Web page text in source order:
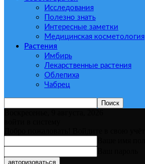
Исследования
Полезно знать
Интересные заметки
Медицинская косметология
Растения
Имбирь
Лекарственные растения
Облепиха
Чабрец